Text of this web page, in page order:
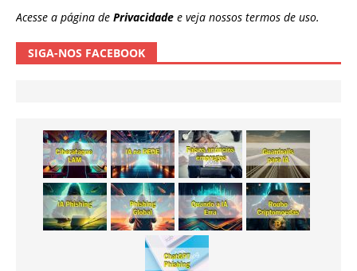
Acesse a página de Privacidade e veja nossos termos de uso.
SIGA-NOS FACEBOOK